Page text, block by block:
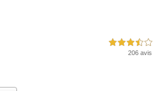
3,5 étoiles sur 5
206 avis